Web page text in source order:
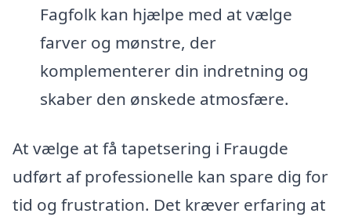
Fagfolk kan hjælpe med at vælge
farver og mønstre, der
komplementerer din indretning og
skaber den ønskede atmosfære.
At vælge at få tapetsering i Fraugde
udført af professionelle kan spare dig for
tid og frustration. Det kræver erfaring at